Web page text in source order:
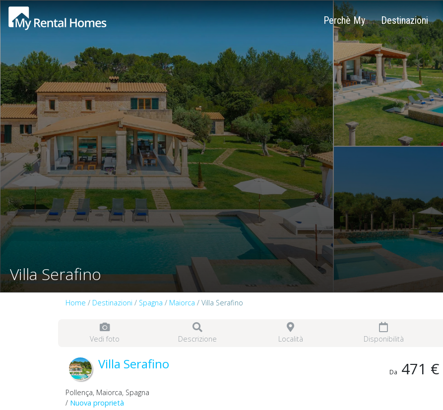
Perchè My Destinazioni
Villa Serafino
Home / Destinazioni / Spagna / Maiorca / Villa Serafino
Vedi foto Descrizione Località Disponibilità
Villa Serafino
Da 471 €
Pollença, Maiorca, Spagna
/ Nuova proprietà